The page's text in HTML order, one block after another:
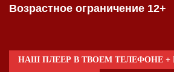
Возрастное ограничение 12+
НАШ ПЛЕЕР В ТВОЕМ ТЕЛЕФОНЕ +